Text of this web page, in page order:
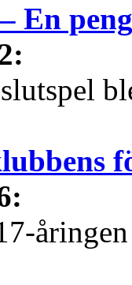
En
:
: